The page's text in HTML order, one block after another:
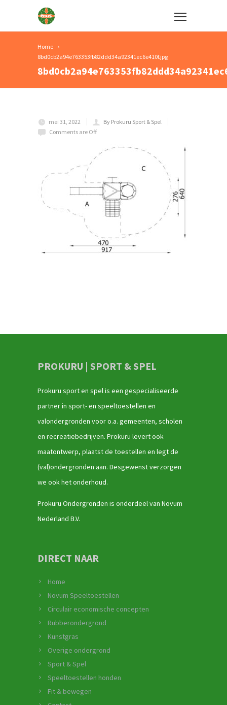
Home
8bd0cb2a94e763353fb82ddd34a92341ec6e410f.jpg
mei 31, 2022
By Prokuru Sport & Spel
Comments are Off
PROKURU | SPORT & SPEL
Prokuru sport en spel is een gespecialiseerde
partner in sport- en speeltoestellen en
valondergronden voor o.a. gemeenten, scholen
en recreatiebedrijven. Prokuru levert ook
maatontwerp, plaatst de toestellen en legt de
(val)ondergronden aan. Desgewenst verzorgen
we ook het onderhoud.
Prokuru Ondergronden is onderdeel van Novum
Nederland B.V.
DIRECT NAAR
Home
Novum Speeltoestellen
Circulair economische concepten
Rubberondergrond
Kunstgras
Overige ondergrond
Sport & Spel
Speeltoestellen honden
Fit & bewegen